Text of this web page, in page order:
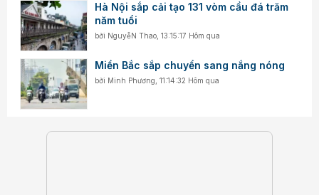
Hà Nội sắp cải tạo 131 vòm cầu đá trăm
năm tuổi
bởi NguyễN Thao ,13:15:17 Hôm qua
Miền Bắc sắp chuyển sang nắng nóng
bởi Minh Phương ,11:14:32 Hôm qua